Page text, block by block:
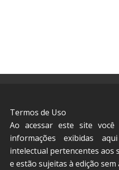
Termos de Uso
Ao acessar este site
informações exibidas
intelectual pertencentes
e estão sujeitas à edição